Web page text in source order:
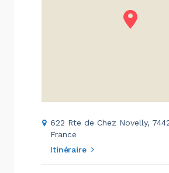
622 Rte de Chez Novelly,
France
Itinéraire